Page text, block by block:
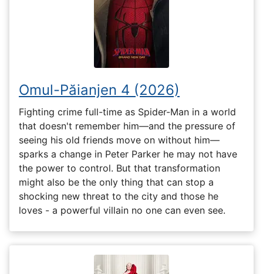
Omul-Păianjen 4 (2026)
Fighting crime full-time as Spider-Man in a world
that doesn't remember him—and the pressure of
seeing his old friends move on without him—
sparks a change in Peter Parker he may not have
the power to control. But that transformation
might also be the only thing that can stop a
shocking new threat to the city and those he
loves - a powerful villain no one can even see.